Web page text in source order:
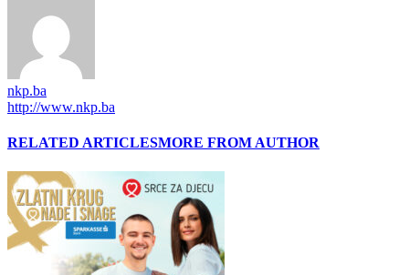
nkp.ba
http://www.nkp.ba
RELATED ARTICLESMORE FROM AUTHOR